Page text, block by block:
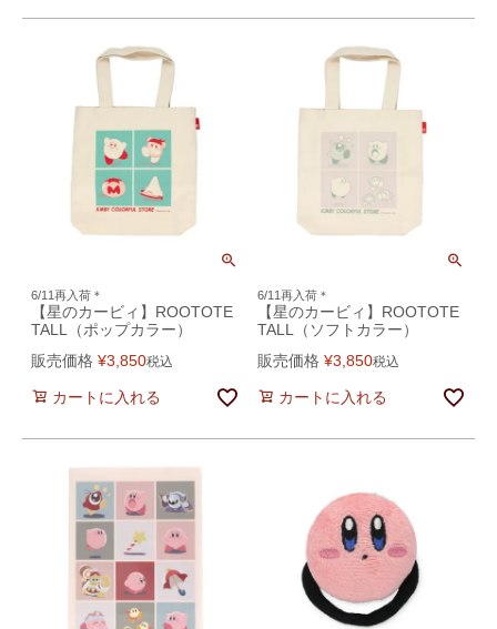
6/11再入荷＊
【星のカービィ】ROOTOTE
TALL（ポップカラー）
販売価格 ¥3,850税込
カートに入れる
6/11再入荷＊
【星のカービィ】ROOTOTE
TALL（ソフトカラー）
販売価格 ¥3,850税込
カートに入れる